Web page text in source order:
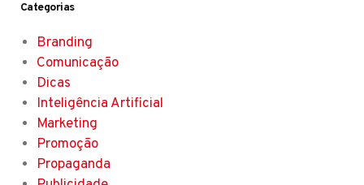
Categorias
Branding
Comunicação
Dicas
Inteligência Artificial
Marketing
Promoção
Propaganda